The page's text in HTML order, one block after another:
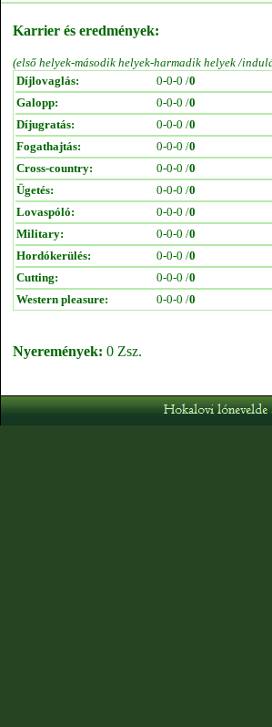
Karrier és eredmények:
(első helyek-második helyek-harmadik helyek /
Díjlovaglás:
0-0-0 /0
Galopp:
0-0-0 /0
Díjugratás:
0-0-0 /0
Fogathajtás:
0-0-0 /0
Cross-country:
0-0-0 /0
Ügetés:
0-0-0 /0
Lovaspóló:
0-0-0 /0
Military:
0-0-0 /0
Hordókerülés:
0-0-0 /0
Cutting:
0-0-0 /0
Western pleasure:
0-0-0 /0
Nyeremények: 0 Zsz.